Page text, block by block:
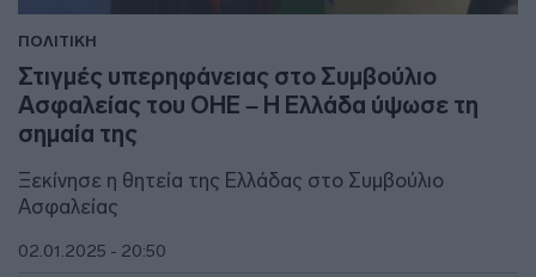
ΠΟΛΙΤΙΚΗ
Στιγμές υπερηφάνειας στο Συμβούλιο
Ασφαλείας του ΟΗΕ – Η Ελλάδα ύψωσε τη
σημαία της
Ξεκίνησε η θητεία της Ελλάδας στο Συμβούλιο
Ασφαλείας
02.01.2025 - 20:50